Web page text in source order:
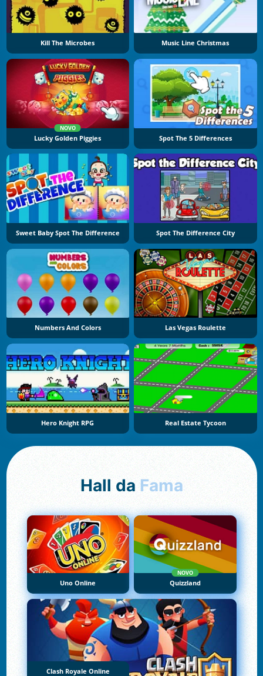
Kill The Microbes Music Line Christmas
NOVO
Lucky Golden Piggies Spot The 5 Differences
Sweet Baby Spot The Difference Spot The Difference City
Numbers And Colors Las Vegas Roulette
Hero Knight RPG Real Estate Tycoon
Hall da Fama
Uno Online
NOVO
Quizzland
Clash Royale Online